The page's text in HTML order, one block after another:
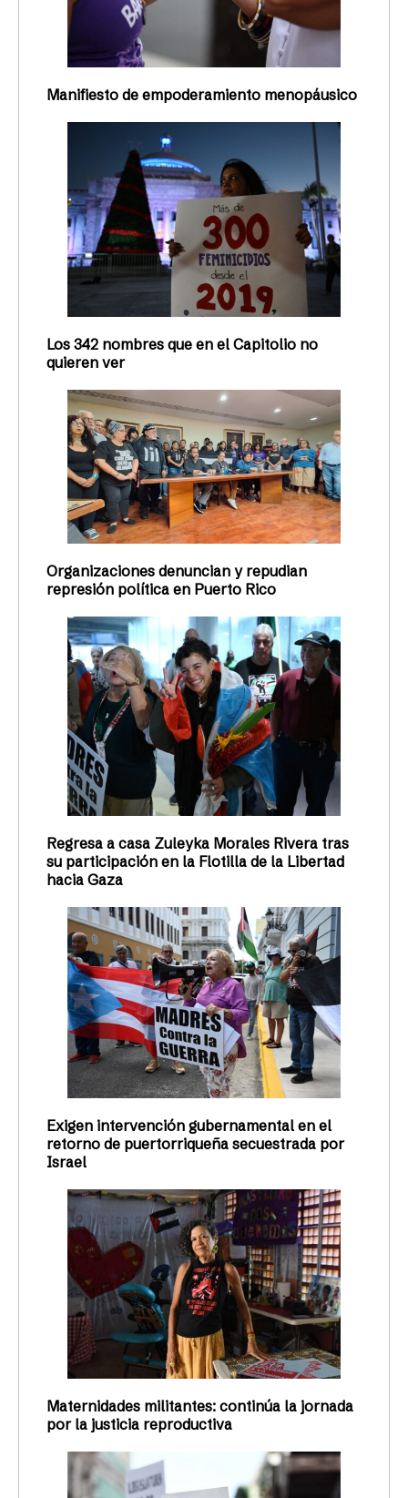
Manifiesto de empoderamiento menopáusico
Los 342 nombres que en el Capitolio no
quieren ver
Organizaciones denuncian y repudian
represión política en Puerto Rico
Regresa a casa Zuleyka Morales Rivera tras
su participación en la Flotilla de la Libertad
hacia Gaza
Exigen intervención gubernamental en el
retorno de puertorriqueña secuestrada por
Israel
Maternidades militantes: continúa la jornada
por la justicia reproductiva